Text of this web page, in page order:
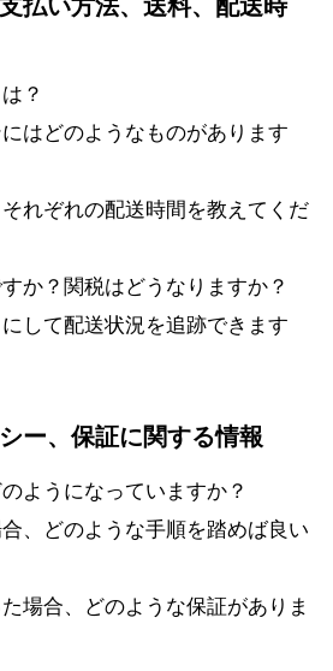
払い方法、送料、配送時
？
はどのようなものがあります
れぞれの配送時間を教えてくだ
か？関税はどうなりますか？
して配送状況を追跡できます
ー、保証に関する情報
ようになっていますか？
、どのような手順を踏めば良い
場合、どのような保証がありま